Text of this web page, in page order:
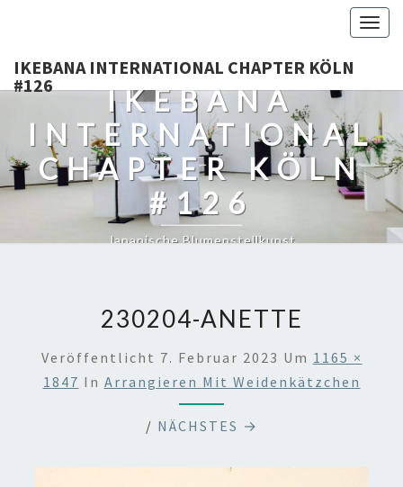
IKEBANA INTERNATIONAL CHAPTER KÖLN
#126
IKEBANA
INTERNATIONAL
CHAPTER KÖLN
#126
Japanische Blumenstellkunst
230204-ANETTE
Veröffentlicht 7. Februar 2023 Um 1165 ×
1847 In Arrangieren Mit Weidenkätzchen
/ NÄCHSTES →